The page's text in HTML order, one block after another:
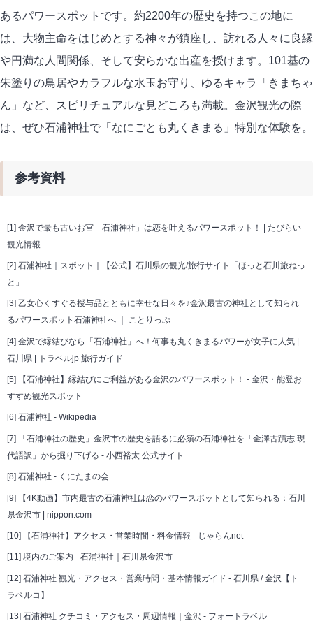
あるパワースポットです。約2200年の歴史を持つこの地に
は、大物主命をはじめとする神々が鎮座し、訪れる人々に良縁
や円満な人間関係、そして安らかな出産を授けます。101基の
朱塗りの鳥居やカラフルな水玉お守り、ゆるキャラ「きまちゃ
ん」など、スピリチュアルな見どころも満載。金沢観光の際
は、ぜひ石浦神社で「なにごとも丸くきまる」特別な体験を。
参考資料
[1] 金沢で最も古いお宮「石浦神社」は恋を叶えるパワースポット！ | たびらい
観光情報
[2] 石浦神社｜スポット｜【公式】石川県の観光/旅行サイト「ほっと石川旅ねっ
と」
[3] 乙女心くすぐる授与品とともに幸せな日々を♪金沢最古の神社として知られ
るパワースポット石浦神社へ ｜ ことりっぷ
[4] 金沢で縁結びなら「石浦神社」へ！何事も丸くきまるパワーが女子に人気 |
石川県 | トラベルjp 旅行ガイド
[5]
【石浦神社】縁結びにご利益がある金沢のパワースポット！ - 金沢・能登お
すすめ観光スポット
[6] 石浦神社 - Wikipedia
[7]
「石浦神社の歴史」金沢市の歴史を語るに必須の石浦神社を「金澤古蹟志 現
代語訳」から掘り下げる - 小西裕太 公式サイト
[8] 石浦神社 - くにたまの会
[9]
【4K動画】市内最古の石浦神社は恋のパワースポットとして知られる：石川
県金沢市 | nippon.com
[10] 【石浦神社】アクセス・営業時間・料金情報 - じゃらんnet
[11] 境内のご案内 - 石浦神社｜石川県金沢市
[12] 石浦神社 観光・アクセス・営業時間・基本情報ガイド - 石川県 / 金沢【ト
ラベルコ】
[13] 石浦神社 クチコミ・アクセス・周辺情報｜金沢 - フォートラベル